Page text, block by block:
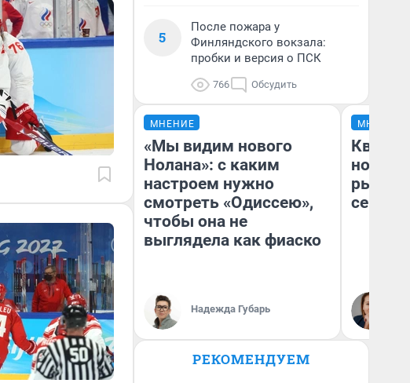
5
После пожара у
Финляндского вокзала:
пробки и версия о ПСК
766 Обсудить
МНЕНИЕ
«Мы видим нового
Нолана»: с каким
настроем нужно
смотреть «Одиссею»,
чтобы она не
выглядела как фиаско
Надежда Губарь
МНЕНИЕ
но
рынок
РЕКОМЕНДУЕМ